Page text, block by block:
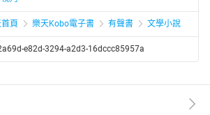
頁 樂天Kobo電子書 有聲書 文學小說
e82d-3294-a2d3-16dccc85957a